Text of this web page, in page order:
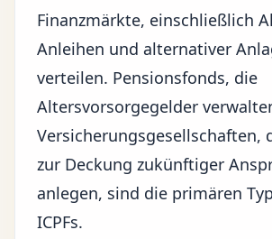
Finanzmärkte, einschließlich
Anleihen und alternativer
verteilen. Pensionsfonds, die
Altersvorsorgegelder
Versicherungsgesellschaften,
zur Deckung zukünftiger
anlegen, sind die primären
ICPFs.